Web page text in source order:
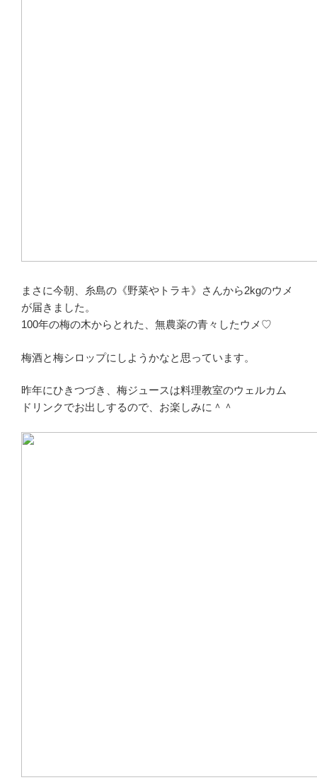
まさに今朝、糸島の《野菜やトラキ》さんから2kgのウメ
が届きました。
100年の梅の木からとれた、無農薬の青々したウメ♡
梅酒と梅シロップにしようかなと思っています。
昨年にひきつづき、梅ジュースは料理教室のウェルカム
ドリンクでお出しするので、お楽しみに＾＾